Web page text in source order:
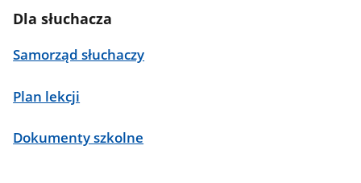
Dla słuchacza
Samorząd słuchaczy
Plan lekcji
Dokumenty szkolne